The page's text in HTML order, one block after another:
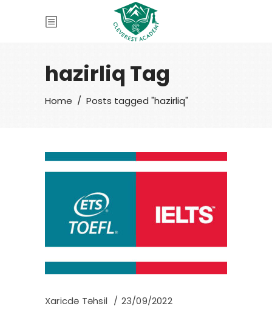
hazirliq Tag
Home / Posts tagged "hazirliq"
Xaricdə Təhsil 23/09/2022